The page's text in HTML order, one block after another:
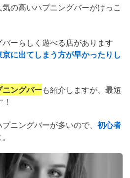
の高いハプニングバーがけっこ
ーらしく遊べる店があります
京に出てしまう方が早かったりし
ングバーも紹介しますが、最短
ニングバーが多いので、 初心者